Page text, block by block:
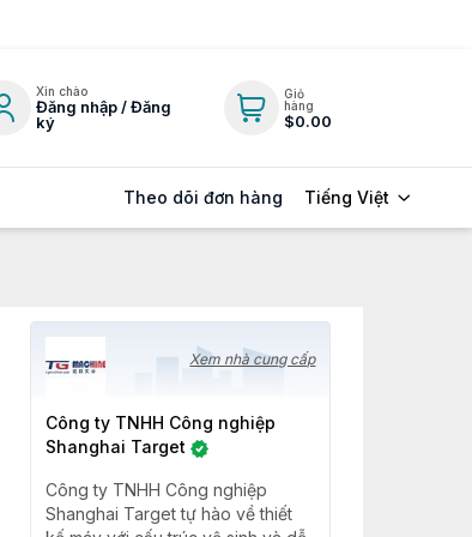
Xin chào
Đăng nhập / Đăng
ký
Giỏ
hàng
$0.00
Theo dõi đơn hàng Tiếng Việt
Xem nhà cung cấp
Công ty TNHH Công nghiệp
Shanghai Target
Công ty TNHH Công nghiệp
Shanghai Target tự hào về thiết